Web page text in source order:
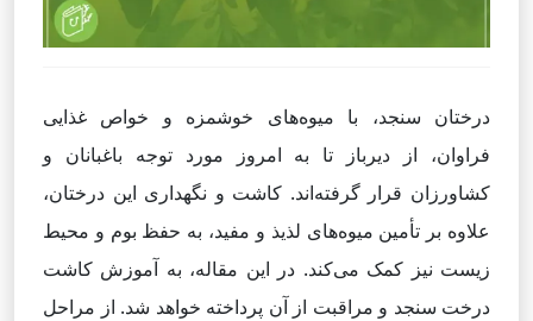
درختان سنجد، با میوه‌های خوشمزه و خواص غذایی
فراوان، از دیرباز تا به امروز مورد توجه باغبانان و
کشاورزان قرار گرفته‌اند. کاشت و نگهداری این درختان،
علاوه بر تأمین میوه‌های لذیذ و مفید، به حفظ بوم و محیط
زیست نیز کمک می‌کند. در این مقاله، به آموزش کاشت
درخت سنجد و مراقبت از آن پرداخته خواهد شد. از مراحل